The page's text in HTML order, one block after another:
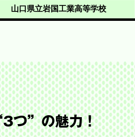
山口県立岩国工業高等学校
つ”の魅力！